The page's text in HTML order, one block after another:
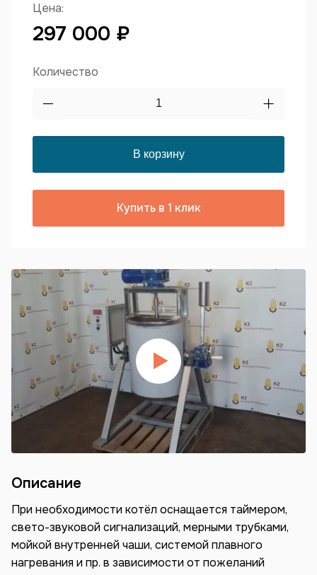
Цена:
297 000 ₽
Количество
Купить в 1 клик
Описание
При необходимости котёл оснащается таймером,
свето-звуковой сигнализаций, мерными трубками,
мойкой внутренней чаши, системой плавного
нагревания и пр. в зависимости от пожеланий